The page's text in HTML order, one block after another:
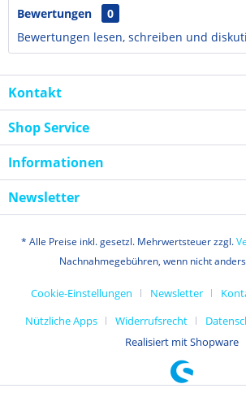
Bewertungen
0
Bewertungen lesen, schreiben und
Kontakt
Shop Service
Informationen
Newsletter
* Alle Preise inkl. gesetzl. Mehrwertsteuer zzgl.
Nachnahmegebühren, wenn nicht
Cookie-Einstellungen Newsletter
Nützliche Apps
Widerrufsrecht
Realisiert mit Shopware